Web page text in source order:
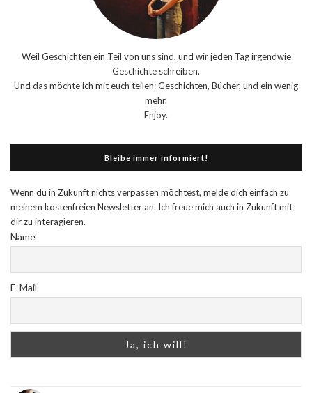
Weil Geschichten ein Teil von uns sind, und wir jeden Tag irgendwie
Geschichte schreiben.
Und das möchte ich mit euch teilen: Geschichten, Bücher, und ein wenig
mehr.
Enjoy.
Bleibe immer informiert!
Wenn du in Zukunft nichts verpassen möchtest, melde dich einfach zu
meinem kostenfreien Newsletter an. Ich freue mich auch in Zukunft mit
dir zu interagieren.
Name
E-Mail